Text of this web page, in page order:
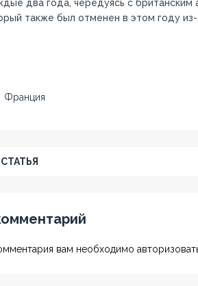
два года, чередуясь с британским
также был отменен в этом году
Франция
вам необходимо